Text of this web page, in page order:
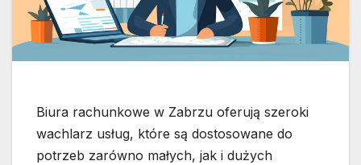
Biura rachunkowe w Zabrzu oferują szeroki
wachlarz usług, które są dostosowane do
potrzeb zarówno małych, jak i dużych